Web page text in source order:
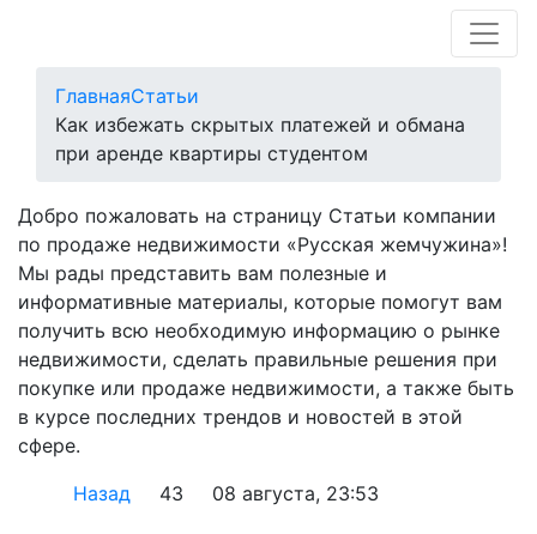
ГлавнаяСтатьи
Как избежать скрытых платежей и обмана
при аренде квартиры студентом
Добро пожаловать на страницу Статьи компании
по продаже недвижимости «Русская жемчужина»!
Мы рады представить вам полезные и
информативные материалы, которые помогут вам
получить всю необходимую информацию о рынке
недвижимости, сделать правильные решения при
покупке или продаже недвижимости, а также быть
в курсе последних трендов и новостей в этой
сфере.
Назад
43 08 августа, 23:53